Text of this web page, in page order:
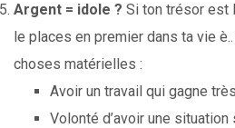
Argent = idole ? Si ton trésor est
le places en premier dans ta vie
choses matérielles :
Avoir un travail qui gagne
Volonté d’avoir une